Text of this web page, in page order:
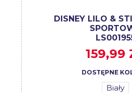
DISNEY LILO &
159,99
DOSTĘPNE
Biały